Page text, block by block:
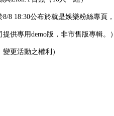
8/8 18:30公布於就是娛樂粉絲專
供專用demo版，非市售版專輯。）
更活動之權利）